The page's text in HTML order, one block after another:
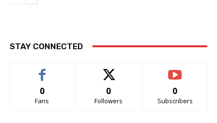
STAY CONNECTED
0
Fans
0
Followers
0
Subscribers